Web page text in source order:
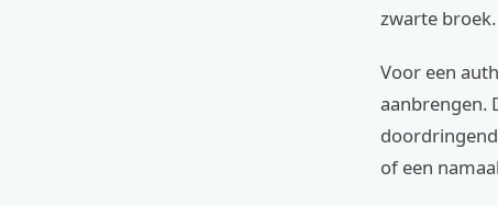
zwarte
Voor een
aanbrengen.
of een